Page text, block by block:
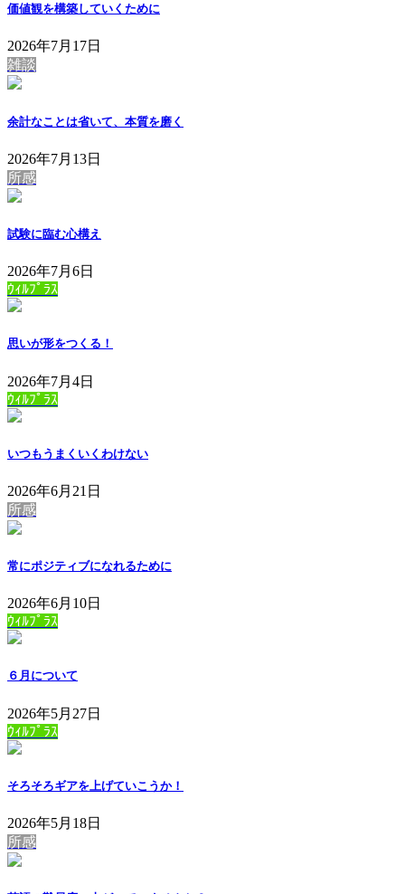
価値観を構築していくために
2026年7月17日
雑談
余計なことは省いて、本質を磨く
2026年7月13日
所感
試験に臨む心構え
2026年7月6日
ｳｨﾙﾌﾟﾗｽ
思いが形をつくる！
2026年7月4日
ｳｨﾙﾌﾟﾗｽ
いつもうまくいくわけない
2026年6月21日
所感
常にポジティブになれるために
2026年6月10日
ｳｨﾙﾌﾟﾗｽ
６月について
2026年5月27日
ｳｨﾙﾌﾟﾗｽ
そろそろギアを上げていこうか！
2026年5月18日
所感